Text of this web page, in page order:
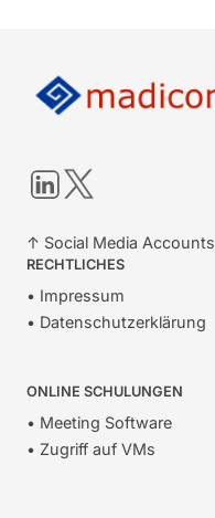
LinkedIn
Twitter
↑ Social Media Accounts
RECHTLICHES
• Impressum
• Datenschutzerklärung
ONLINE SCHULUNGEN
• Meeting Software
• Zugriff auf VMs